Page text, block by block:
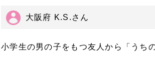
大阪府 K.S.さん
小学生の男の子をもつ友人から「うち